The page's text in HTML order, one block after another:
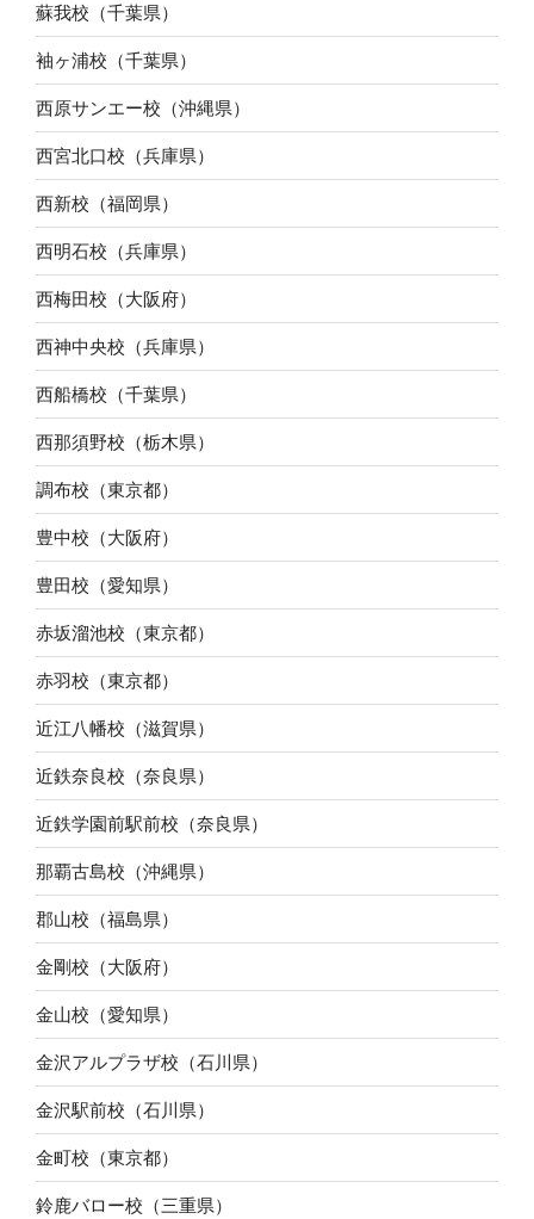
蘇我校（千葉県）
袖ヶ浦校（千葉県）
西原サンエー校（沖縄県）
西宮北口校（兵庫県）
西新校（福岡県）
西明石校（兵庫県）
西梅田校（大阪府）
西神中央校（兵庫県）
西船橋校（千葉県）
西那須野校（栃木県）
調布校（東京都）
豊中校（大阪府）
豊田校（愛知県）
赤坂溜池校（東京都）
赤羽校（東京都）
近江八幡校（滋賀県）
近鉄奈良校（奈良県）
近鉄学園前駅前校（奈良県）
那覇古島校（沖縄県）
郡山校（福島県）
金剛校（大阪府）
金山校（愛知県）
金沢アルプラザ校（石川県）
金沢駅前校（石川県）
金町校（東京都）
鈴鹿バロー校（三重県）